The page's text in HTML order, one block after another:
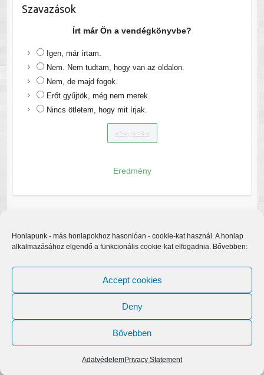
Honlapunk - más honlapokhoz hasonlóan - cookie-kat használ. A honlap
alkalmazásához elgendő a funkcionális cookie-kat elfogadnia. Bővebben:
Accept cookies
Deny
Bővebben
AdatvédelemPrivacy Statement
Szavazások
Írt már Ön a vendégkönyvbe?
Igen, már írtam.
Nem. Nem tudtam, hogy van az oldalon.
Nem, de majd fogok.
Erőt gyűjtök, még nem merek.
Nincs ötletem, hogy mit írjak.
Eredmény
Egerfarmos.hu. A sablont készítette:
WordPress